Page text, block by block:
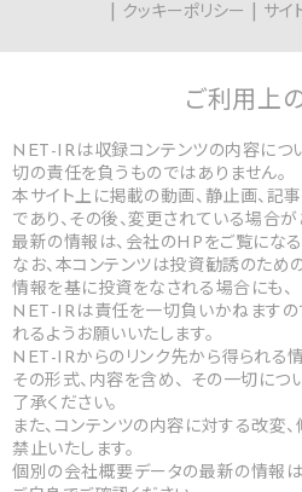
クッキーポリシー
サイ
ご利用上
NET-IRは収録コンテンツの内容につ
切の責任を負うものではありません。
本サイト上に掲載の動画、静止画、記
であり、その後、変更されている場合が
最新の情報は、会社のHPをご覧にな
なお、本コンテンツは投資勧誘のため
情報を基に投資をなされる場合にも、
NET-IRは責任を一切負いかねますの
れるようお願いいたします。
NET-IRからのリンク先から得られる
その形式、内容を含め、 その一切につ
了承ください。
また、コンテンツの内容に対する改変
禁止いたします。
個別の会社概要データの最新の情報